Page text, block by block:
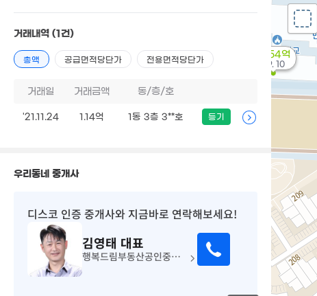
99.54억
'09. 10
거래내역 (1건)
총액 공급면적당단가 전용면적당단가
거래일 거래금액 동/층/호
'21.11.24 1.14억 1동 3층 3**호 등기
우리동네 중개사
디스코 인증 중개사와 지금바로 연락해보세요!
김영태 대표
행복드림부동산공인중개사사무소